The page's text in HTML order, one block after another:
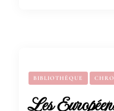
BIBLIOTHÈQUE
Les